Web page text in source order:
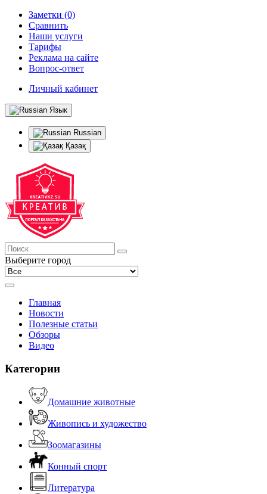
Заметки (0)
Сравнить
Наши услуги
Тарифы
Реклама на сайте
Вопрос-ответ
Личный кабинет
Язык
Russian
Қазақ
Выберите город
Главная
Новости
Полезные статьи
Обзоры
Видео
Категории
Домашние животные
Живопись и художество
Зоомагазины
Конный спорт
Литература